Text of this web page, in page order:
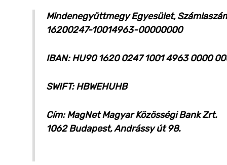
Mindenegyüttmegy Egyesület,
16200247-10014963-00000000
IBAN: HU90 1620 0247 1001 4963 0000
SWIFT: HBWEHUHB
Cím: MagNet Magyar Közösségi Bank Zrt.
1062 Budapest, Andrássy út 98.